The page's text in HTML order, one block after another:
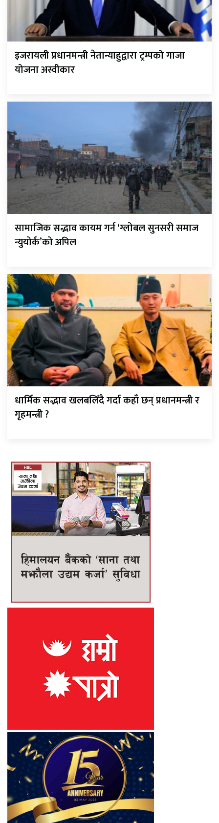
इजरायली प्रधानमन्त्री नेतान्याहुद्वारा ट्रम्पको गाजा
योजना अस्वीकार
सामाजिक सद्भाव कायम गर्न ‘ग्लोबल सुनसरी समाज
न्युयोर्क’को अपिल
धार्मिक सद्भाव खलबलिँदै गर्दा कहाँ छन् प्रधानमन्त्री र
गृहमन्त्री ?